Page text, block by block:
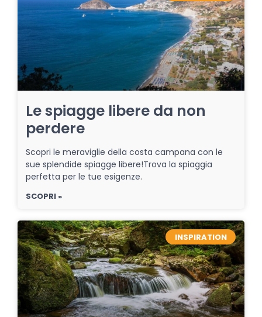
Le spiagge libere da non
perdere
Scopri le meraviglie della costa campana con le
sue splendide spiagge libere!Trova la spiaggia
perfetta per le tue esigenze.
SCOPRI »
INSPIRATION